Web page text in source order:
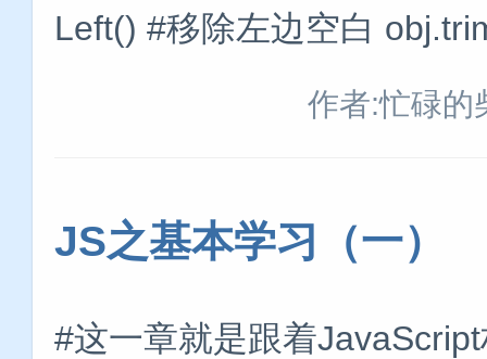
Left() #移除左边空白
作者:忙碌的
JS之基本学习（一）
#这一章就是跟着